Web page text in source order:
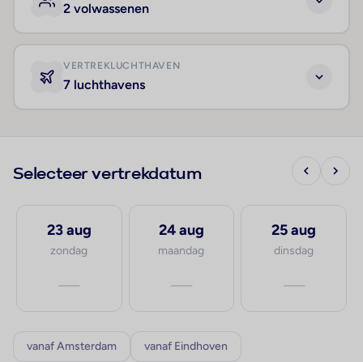
2 volwassenen
VERTREKLUCHTHAVEN
7 luchthavens
Selecteer vertrekdatum
23 aug
zondag
—
24 aug
maandag
—
25 aug
dinsdag
—
vanaf Amsterdam vanaf Eindhoven